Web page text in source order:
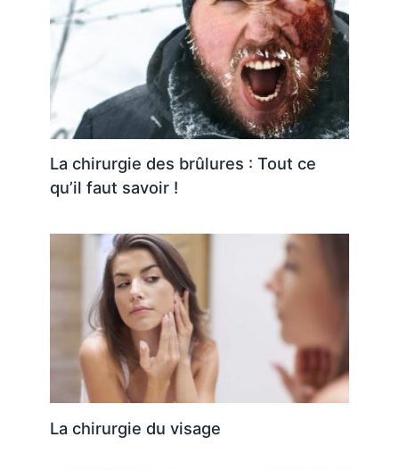
La chirurgie des brûlures : Tout ce
qu’il faut savoir !
La chirurgie du visage